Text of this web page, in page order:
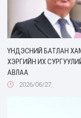
ҮНДЭСНИЙ БАТЛАН
ХЭРГИЙН ИХ
АВЛАА
2026/06/27